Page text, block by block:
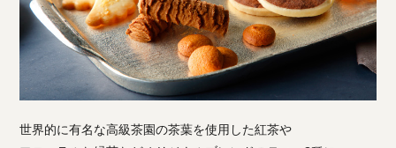
世界的に有名な高級茶園の茶葉を使用した紅茶や